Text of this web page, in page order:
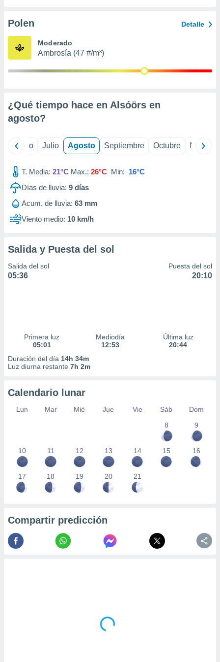
e
mediante
publicidad
publicidad
de
Polen Detalle
Moderado
Ambrosía (47 #/m³)
¿Qué tiempo hace en Alsóörs en
agosto?
Junio Julio Agosto Septiembre Octubre
T. Media: 21°C Max.: 26°C Min: 16°C
Días de lluvia: 9 días
Acum. de lluvia: 63 mm
Viento medio: 10 km/h
Salida y Puesta del sol
Salida del sol
05:36
Puesta del sol
20:10
Primera luz
05:01
Mediodía
12:53
Última luz
20:44
Duración del día 14h 34m
Luz diurna restante 7h 2m
Calendario lunar
Lun Mar Mié Jue Vie Sáb
Dom
8
9
10 11 12 13 14 15 16
17 18 19 20 21
Compartir predicción